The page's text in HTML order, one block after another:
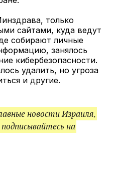
только
сайтами, куда ведут
собирают личные
занялось
кибербезопасности.
удалить, но угроза
и другие.
новости Израиля,
на